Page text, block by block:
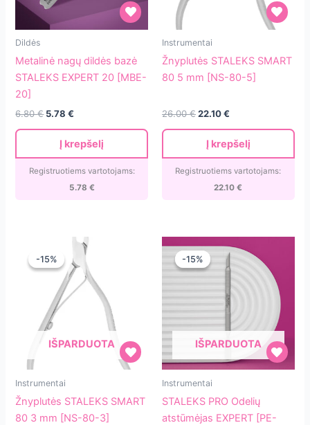
Metalinė
bazė
EXPERT
20
20]
Dildės
Metalinė nagų dildės bazė
STALEKS EXPERT 20 [MBE-
20]
6.80€ Original
6.80 €.
5.78€
5.78 €.
Į krepšelį
Registruotiems vartotojams:
5.78 €
Žnyplutės
STALEKS
SMART
mm
[NS-
Instrumentai
Žnyplutės STALEKS SMART
80 5 mm [NS-80-5]
26.00€Original
26.00 €.
22.10€
22.10 €.
Į krepšelį
Registruotiems vartotojams:
22.10€
-15%
Žnyplutės
STALEKS
SMART
IŠPARDUOTA
-15%
Instrumentai
Žnyplutės STALEKS SMART
80 3 mm [NS-80-3]
-15%
STALEKS
IŠPARDUOTA
-15%
Instrumentai
STALEKS PRO Odelių
atstūmėjas EXPERT [PE-